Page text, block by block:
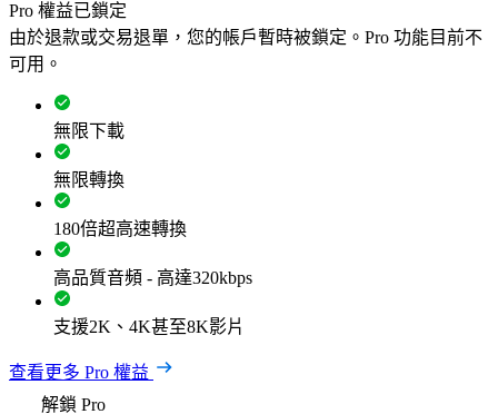
Pro 權益已鎖定
由於退款或交易退單，您的帳戶暫時被鎖定。Pro 功能目前不
可用。
無限下載
無限轉換
180倍超高速轉換
高品質音頻 - 高達320kbps
支援2K、4K甚至8K影片
查看更多 Pro 權益
解鎖 Pro